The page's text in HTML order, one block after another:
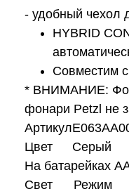
- удобный чехол
HYBRID
Совместим
* ВНИМАНИЕ:
фонари Petzl не
Артикул
Цвет
Серый
На батарейках
Свет
Режим